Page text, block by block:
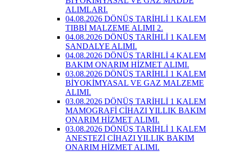
ALIMLARI.
04.08.2026 DÖNÜŞ TARİHLİ 1 KALEM
TIBBİ MALZEME ALIMI 2.
04.08.2026 DÖNÜŞ TARİHLİ 1 KALEM
SANDALYE ALIMI.
04.08.2026 DÖNÜŞ TARİHLİ 4 KALEM
BAKIM ONARIM HİZMET ALIMI.
03.08.2026 DÖNÜŞ TARİHLİ 1 KALEM
BİYOKİMYASAL VE GAZ MALZEME
ALIMI.
03.08.2026 DÖNÜŞ TARİHLİ 1 KALEM
MAMOGRAFİ CİHAZI YILLIK BAKIM
ONARIM HİZMET ALIMI.
03.08.2026 DÖNÜŞ TARİHLİ 1 KALEM
ANESTEZİ CİHAZI YILLIK BAKIM
ONARIM HİZMET ALIMI.